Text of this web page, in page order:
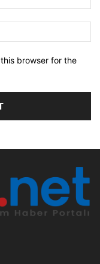
browser for the